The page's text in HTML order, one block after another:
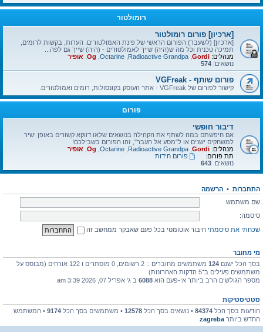
רומולטור
[ארכיון] פורום רומולטור
[ארכיון] (לשעבר) הפורום הראשי של פינת האמולטורים. הערות, בקשות לרומים,
תמיכה טכנית וכל מה ש(היה) שייך לאמולטורים - (היה) שייך גם לפה...
מנהלים: Gordi
Radioactive Grandpa
Octarine
Og אופיר
נושאים: 574
פורום שותף - VGFreak
קישור לפורום של VGFreak - אתר העוסק בקונסולות, רומים ואמולטורים.
פורום
דיבור חופשי
אם חיפשתם במה לשתף את הקהילה בנושאים שלאו דווקא קשורים באופן ישיר
למשחקים ישנים או ל"מסע אל העבר", זהו הפורום בשבילכם!
מנהלים: Gordi
Radioactive Grandpa
Octarine
Og אופיר
תת פורום:
פורום חידות
נושאים: 643
התחברות • הרשמה
שם משתמש:
סיסמה:
שכחתי את סיסמתי חיבור אוטומטי בכל פעם שאבקר ממחשב זה
מי מחובר
בסך הכל ישנם 124
משתמשים מחוברים :: 2 רשומים, 0 מוסתרים ו 122 אורחים (מבוסס על
משתמשים פעילים ב־5 הדקות האחרונות)
מספר הגולשים הרב ביותר אי-פעם הוא 6088 ב ג' אפריל 07, 2026 3:39 am
סטטיסטיקות
הודעות בסך הכל 84374 • נושאים בסך הכל 12578 • משתמשים בסך הכל 9174 • המשתמש
החדש ביותר zagreba